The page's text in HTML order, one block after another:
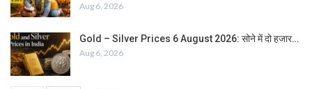
Aug 6, 2026
Gold – Silver Prices 6 August 2026: सोने में दो हजार…
Aug 6, 2026